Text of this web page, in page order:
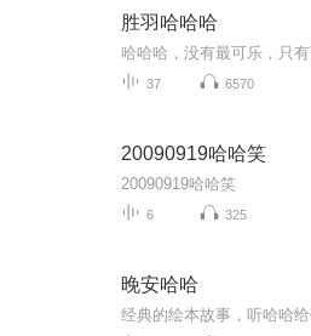
胜羽哈哈哈
37 6570
20090919哈哈笑
20090919哈哈笑
6 325
晚安哈哈
经典的绘本故事，听哈哈